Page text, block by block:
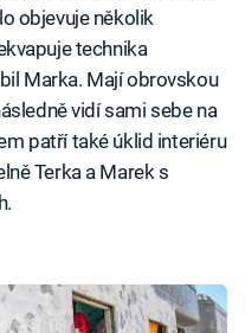
objevuje několik
technika
Marka. Mají obrovskou
vidí sami sebe na
patří také úklid interiéru
Terka a Marek s